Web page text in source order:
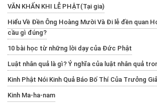
VĂN KHẤN KHI LỄ PHẬT(Tại gia)
Hiểu Về Đền Ông Hoàng Mười Và Đi lễ đền quan
cầu gì đúng?
10 bài học từ những lời dạy của Đức Phật
Luật nhân quả là gì? Ý nghĩa của luật nhân quả
Kinh Phật Nói Kinh Quả Báo Bố Thí Của Trưởng Giả
Kinh Ma-ha-nam